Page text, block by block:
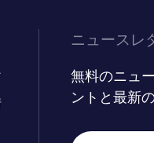
ニュースレ
無料のニュ
ントと最新